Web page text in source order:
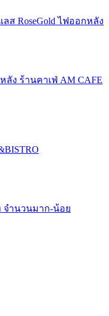
ส RoseGold ไฟออกหลัง
ลัง ร้านคาเฟ่ AM CAFE
จำนวนมาก-น้อย